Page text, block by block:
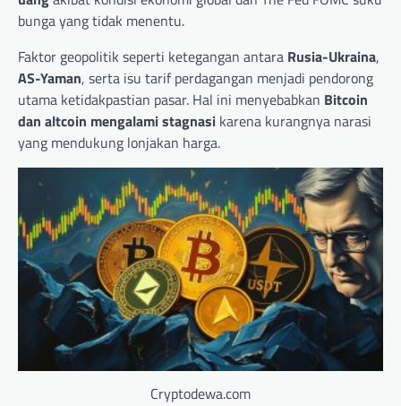
bunga yang tidak menentu.
Faktor geopolitik seperti ketegangan antara Rusia-Ukraina,
AS-Yaman, serta isu tarif perdagangan menjadi pendorong
utama ketidakpastian pasar. Hal ini menyebabkan Bitcoin
dan altcoin mengalami stagnasi karena kurangnya narasi
yang mendukung lonjakan harga.
Cryptodewa.com